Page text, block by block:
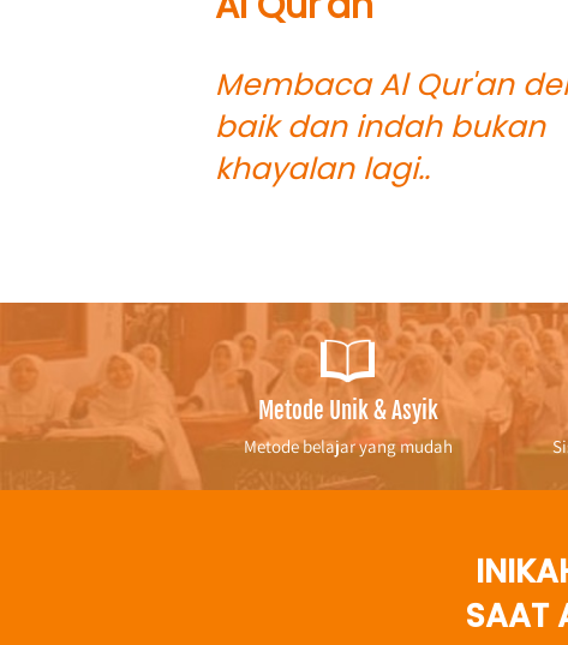
Membaca Al Qur'an
baik dan indah bukan
khayalan lagi..
Metode Unik & Asyik
Metode belajar yang mudah
SAAT